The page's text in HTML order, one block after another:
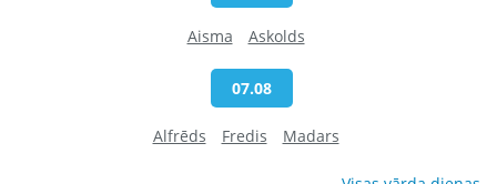
Aisma Askolds
07.08
Alfrēds Fredis Madars